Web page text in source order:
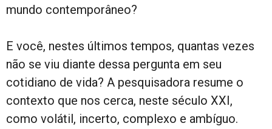
mundo contemporâneo?
E você, nestes últimos tempos, quantas vezes
não se viu diante dessa pergunta em seu
cotidiano de vida? A pesquisadora resume o
contexto que nos cerca, neste século XXI,
como volátil, incerto, complexo e ambíguo.